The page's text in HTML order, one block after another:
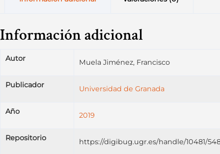
Información adicional
Autor Muela Jiménez, Francisco
Publicador Universidad de Granada
Año 2019
Repositorio https://digibug.ugr.es/handle/10481/